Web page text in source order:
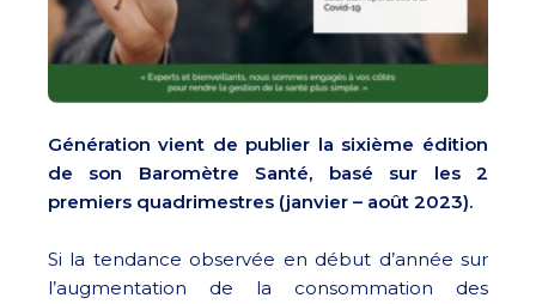
Génération vient de publier la sixième édition
de son Baromètre Santé, basé sur les 2
premiers quadrimestres (janvier – août 2023).
Si la tendance observée en début d’année sur
l’augmentation de la consommation des